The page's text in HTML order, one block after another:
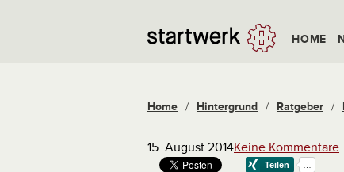
HOME
Home / Hintergrund / Ratgeber /
15. August 2014Keine Kommentare